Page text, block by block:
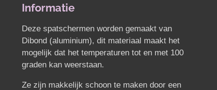
Informatie
Deze spatschermen worden gemaakt van
Dibond (aluminium), dit materiaal maakt het
mogelijk dat het temperaturen tot en met 100
graden kan weerstaan.
Ze zijn makkelijk schoon te maken door een